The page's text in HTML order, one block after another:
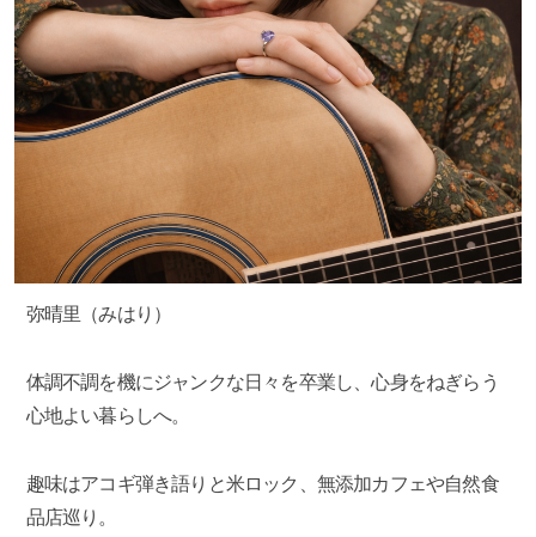
弥晴里（みはり）
体調不調を機にジャンクな日々を卒業し、心身をねぎらう
心地よい暮らしへ。
趣味はアコギ弾き語りと米ロック、無添加カフェや自然食
品店巡り。